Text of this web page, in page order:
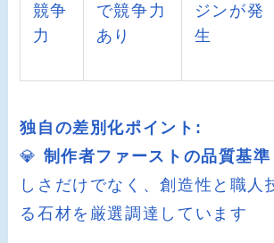
競争
力
で競争力
あり
ジンが発
生
独自の差別化ポイント:
💎 制作者ファーストの品質基準
しさだけでなく、創造性と職人
る石材を厳選調達しています